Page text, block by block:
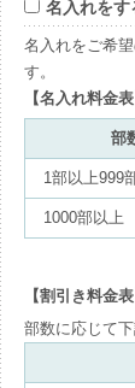
名入れをす
名入れをご希
す。
【名入れ料金表
部
1部以上999
1000部以上
【割引き料金表
部数に応じて